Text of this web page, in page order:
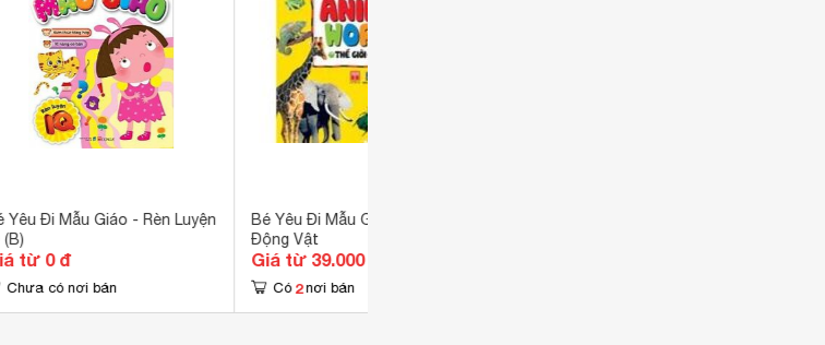
Yêu Đi Mẫu Giáo - Rèn Luyện
(B)
từ 0 đ
Chưa có nơi bán
Bé Yêu Đi Mẫu Giáo - Thế Giới
Động Vật
Giá từ 39.000 đ
Có 2 nơi bán